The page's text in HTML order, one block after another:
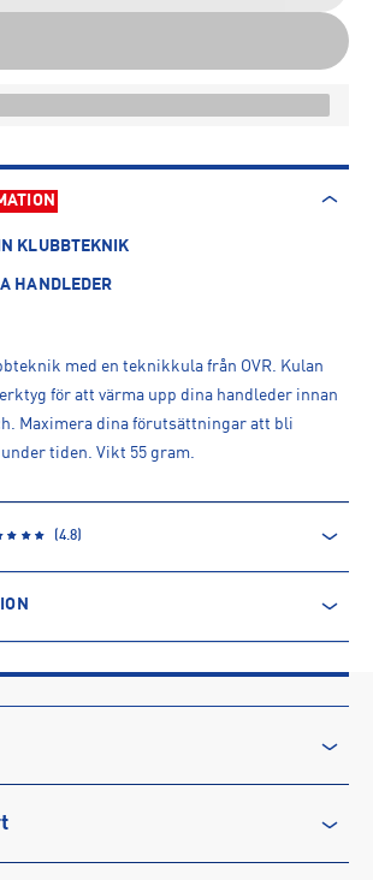
KLUBBTEKNIK
HANDLEDER
med en teknikkula från OVR. Kulan
för att värma upp dina handleder innan
Maximera dina förutsättningar att bli
tiden. Vikt 55 gram.
(4.8)
201
H541_BLÅ
: kundservice@intersport.se